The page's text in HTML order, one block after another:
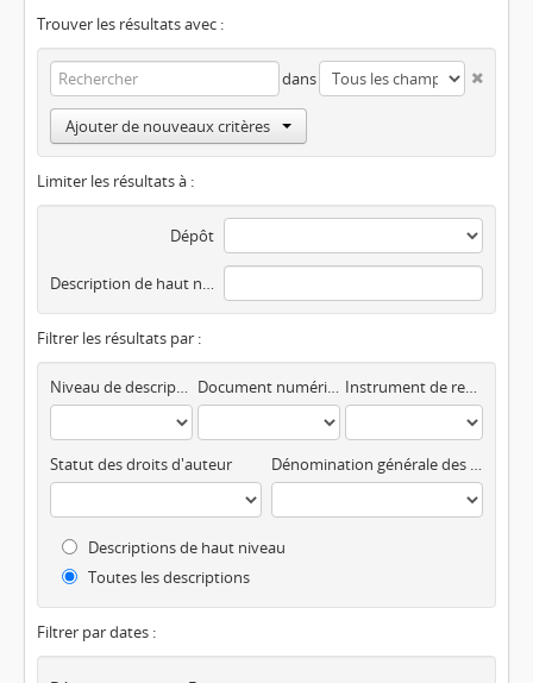
Trouver les résultats avec :
dans
Ajouter de nouveaux critères
Limiter les résultats à :
Dépôt
Description de haut niveau
Filtrer les résultats par :
Niveau de description Document numérisé disponible Instrument de recherche
Statut des droits d'auteur Dénomination générale des documents
Descriptions de haut niveau
Toutes les descriptions
Filtrer par dates :